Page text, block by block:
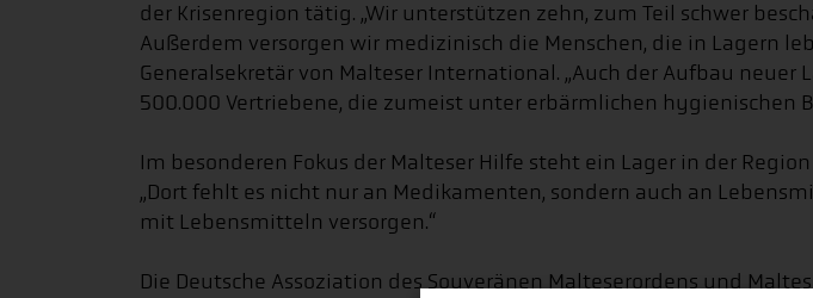
der Krisenregion tätig. „Wir unterstützen zehn, zum Teil schwer
Außerdem versorgen wir medizinisch die Menschen, die in Lagern
Generalsekretär von Malteser International. „Auch der Aufbau
500.000 Vertriebene, die zumeist unter erbärmlichen hygienischen
Im besonderen Fokus der Malteser Hilfe steht ein Lager in der
„Dort fehlt es nicht nur an Medikamenten, sondern auch an
mit Lebensmitteln versorgen.“
Die Deutsche Assoziation des Souveränen Malteserordens und